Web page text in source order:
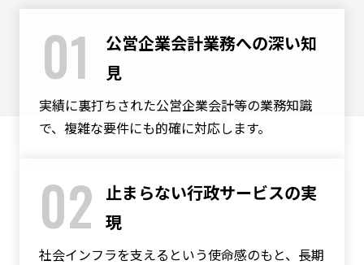
01
公営企業会計業務への深い知
見
実績に裏打ちされた公営企業会計等の業務知識
で、複雑な要件にも的確に対応します。
02
止まらない行政サービスの実
現
社会インフラを支えるという使命感のもと、長期